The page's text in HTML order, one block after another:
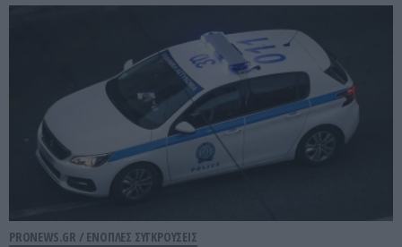
PRONEWS.GR / ΕΝΟΠΛΕΣ ΣΥΓΚΡΟΥΣΕΙΣ